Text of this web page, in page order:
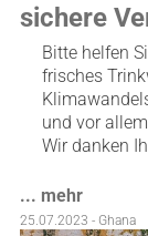
sichere
Bitte helfen
frisches
und vor
Wir danken
... mehr
25.07.2023 - Ghana